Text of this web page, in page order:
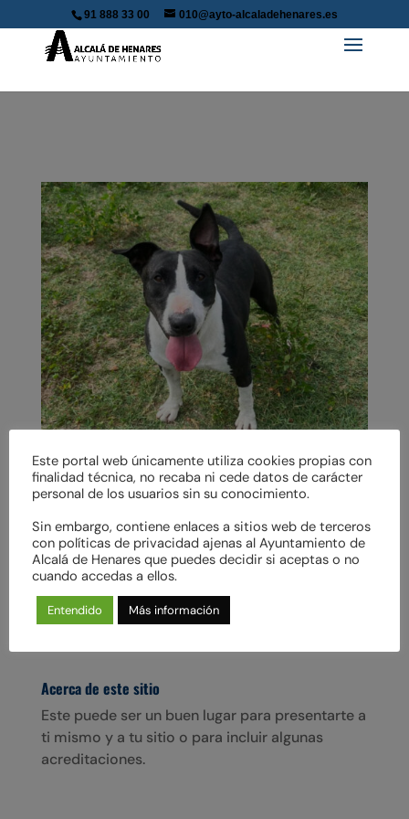
91 888 33 00 010@ayto-alcaladehenares.es
PINCEL en adopción
Adopta a: PINCEL Raza: Mestizo PPP Edad:
28/01/2017 Pelo: Corto Tamaño: Mediano Sexo:
Macho Vacunado: Sí Esterilizado: Sí ADOPCIÓN
EN:SOLO WHATSAPP 696 82 25 52 –
cimpa@conalmaprotectora.org ¡Oh dios mío!
¡Un humano! Uy, perdón, que me distraigo. Me
llamo...
Acerca de este sitio
Este puede ser un buen lugar para presentarte a
ti mismo y a tu sitio o para incluir algunas
acreditaciones.
Este portal web únicamente utiliza cookies propias con
finalidad técnica, no recaba ni cede datos de carácter
personal de los usuarios sin su conocimiento.
Sin embargo, contiene enlaces a sitios web de terceros
con políticas de privacidad ajenas al Ayuntamiento de
Alcalá de Henares que puedes decidir si aceptas o no
cuando accedas a ellos.
Entendido Más información